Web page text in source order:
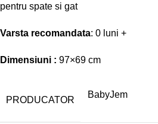
pentru spate si gat
Varsta recomandata: 0 luni +
Dimensiuni : 97×69 cm
PRODUCATOR
BabyJem